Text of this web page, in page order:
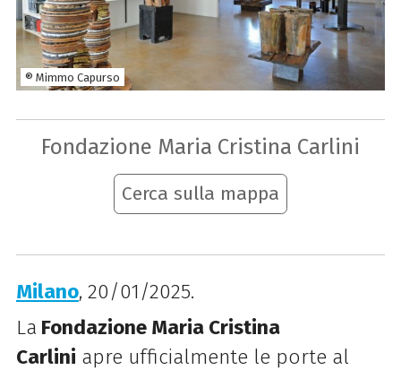
® Mimmo Capurso
Fondazione Maria Cristina Carlini
Cerca sulla mappa
Milano, 20/01/2025.
La Fondazione Maria Cristina
Carlini apre ufficialmente le porte al